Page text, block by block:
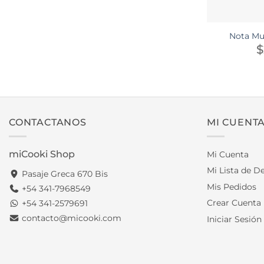
Nota
$
CONTACTANOS
miCooki Shop
Pasaje Greca 670 Bis
+54 341-7968549
+54 341-2579691
contacto@micooki.com
MI
Mi Cuenta
Mi Lista de
Mis Pedidos
Crear Cuenta
Iniciar Sesión